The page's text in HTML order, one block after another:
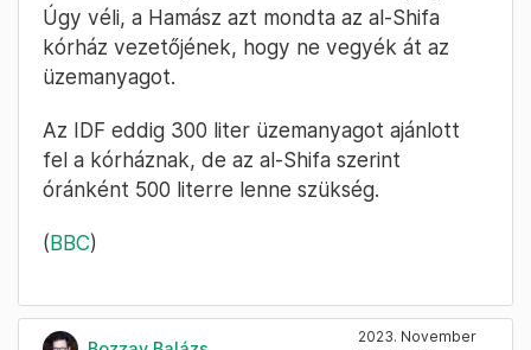
Úgy véli, a Hamász azt mondta az al-Shifa
kórház vezetőjének, hogy ne vegyék át az
üzemanyagot.
Az IDF eddig 300 liter üzemanyagot ajánlott
fel a kórháznak, de az al-Shifa szerint
óránként 500 literre lenne szükség.
(BBC)
2023. November